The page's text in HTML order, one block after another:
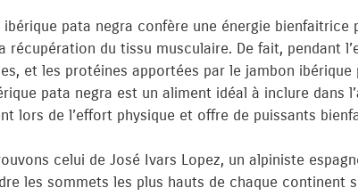
pata negra confère une énergie
du tissu musculaire. De fait, pendant
et les protéines apportées par le jambon
pata negra est un aliment idéal à inclure dans
lors de l’effort physique et offre de puissants
celui de José Ivars Lopez, un alpiniste
les sommets les plus hauts de chaque